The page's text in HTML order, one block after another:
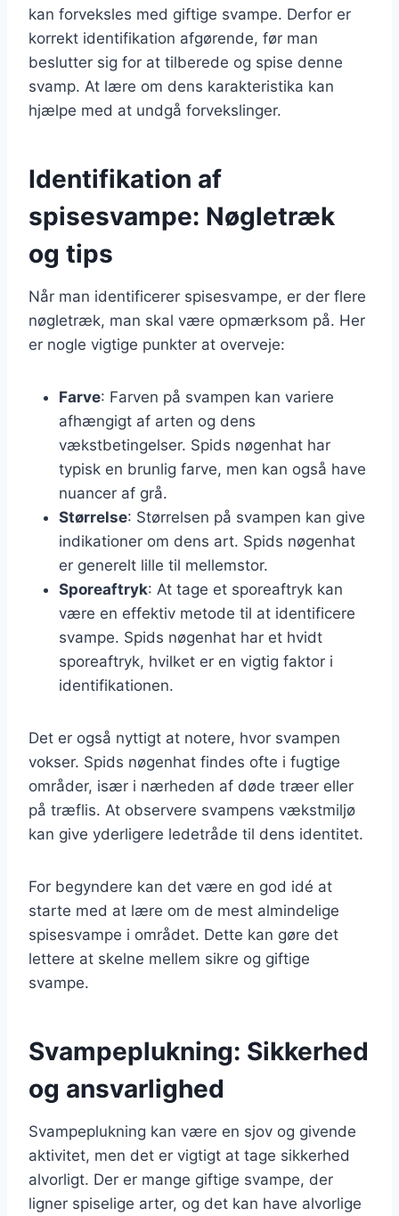
kan forveksles med giftige svampe. Derfor er
korrekt identifikation afgørende, før man
beslutter sig for at tilberede og spise denne
svamp. At lære om dens karakteristika kan
hjælpe med at undgå forvekslinger.
Identifikation af
spisesvampe: Nøgletræk
og tips
Når man identificerer spisesvampe, er der flere
nøgletræk, man skal være opmærksom på. Her
er nogle vigtige punkter at overveje:
Farve: Farven på svampen kan variere
afhængigt af arten og dens
vækstbetingelser. Spids nøgenhat har
typisk en brunlig farve, men kan også have
nuancer af grå.
Størrelse: Størrelsen på svampen kan give
indikationer om dens art. Spids nøgenhat
er generelt lille til mellemstor.
Sporeaftryk: At tage et sporeaftryk kan
være en effektiv metode til at identificere
svampe. Spids nøgenhat har et hvidt
sporeaftryk, hvilket er en vigtig faktor i
identifikationen.
Det er også nyttigt at notere, hvor svampen
vokser. Spids nøgenhat findes ofte i fugtige
områder, især i nærheden af døde træer eller
på træflis. At observere svampens vækstmiljø
kan give yderligere ledetråde til dens identitet.
For begyndere kan det være en god idé at
starte med at lære om de mest almindelige
spisesvampe i området. Dette kan gøre det
lettere at skelne mellem sikre og giftige
svampe.
Svampeplukning: Sikkerhed
og ansvarlighed
Svampeplukning kan være en sjov og givende
aktivitet, men det er vigtigt at tage sikkerhed
alvorligt. Der er mange giftige svampe, der
ligner spiselige arter, og det kan have alvorlige